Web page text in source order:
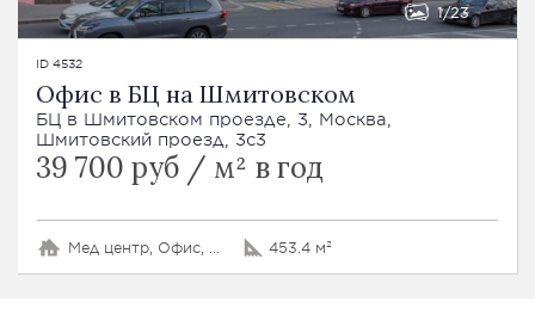
1 23
ID 4532
Офис в БЦ на Шмитовском
БЦ в Шмитовском проезде, 3, Москва,
Шмитовский проезд, 3с3
39 700 руб / м² в год
Мед центр, Офис, Банк 453.4 м²